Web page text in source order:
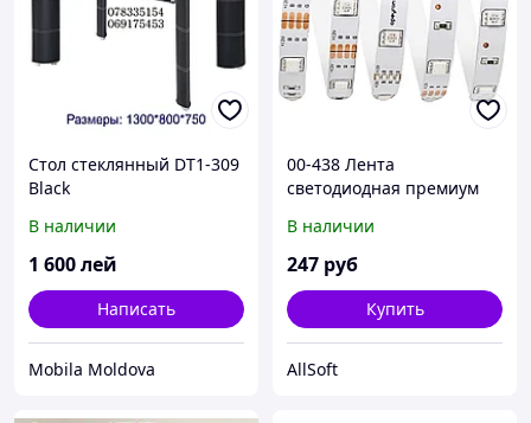
Стол стеклянный DT1-309
Black
В наличии
1 600лей
Написать
Mobila Moldova
00-438 Лента
светодиодная премиум
д/м, IP20, 600 Лм/м,
ширина подложки 10мм,
В наличии
247 руб
Купить
AllSoft